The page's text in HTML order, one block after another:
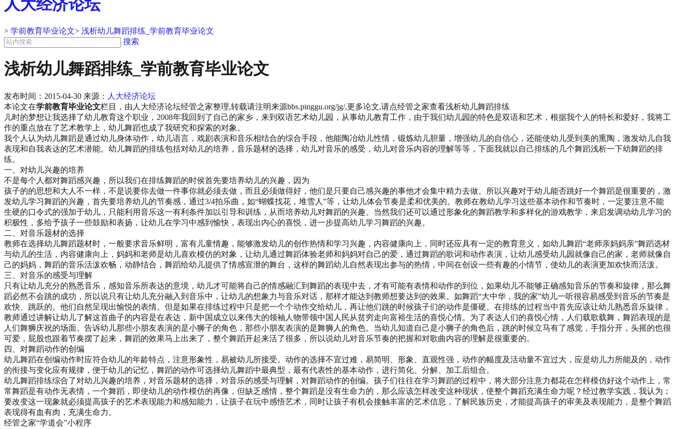
人大经济论坛
> 学前教育毕业论文> 浅析幼儿舞蹈排练_学前教育毕业论文
搜索
浅析幼儿舞蹈排练_学前教育毕业论文
发布时间： 2015-04-30 来源： 人大经济论坛
本论文在学前教育毕业论文栏目，由人大经济论坛经管之家整理,转载请注明来源bbs.pinggu.org/jg/,更多论文,请点经管之家查看浅析幼儿舞蹈排练
儿时的梦想让我选择了幼儿教育这个职业，2008年我回到了自己的家乡，来到双语艺术幼儿园，从事幼儿教育工作，由于我们幼儿园的特色是双语和艺术，根据我个人的特长和爱好，我将工
作的重点放在了艺术教学上，幼儿舞蹈也成了我研究和探索的对象。
我个人认为幼儿舞蹈是通过幼儿身体动作，幼儿语言，戏剧表演和音乐相结合的综合手段，他能陶冶幼儿性情，锻炼幼儿胆量，增强幼儿的自信心，还能使幼儿受到美的熏陶，激发幼儿自我
表现和自我表达的艺术潜能。幼儿舞蹈的排练包括对幼儿的培养，音乐题材的选择，幼儿对音乐的感受，幼儿对音乐内容的理解等等，下面我就以自己排练的几个舞蹈浅析一下幼舞蹈的排
练。
一、对幼儿兴趣的培养
不是每个人都对舞蹈感兴趣，所以我们在排练舞蹈的时侯首先要培养幼儿的兴趣，因为
孩子的的思想和大人不一样，不是说要你去做一件事你就必须去做，而且必须做得好，他们是只要自己感兴趣的事他才会集中精力去做。所以兴趣对于幼儿能否跳好一个舞蹈是很重要的，激
发幼儿学习舞蹈的兴趣，首先要培养幼儿的节奏感，通过3/4拍乐曲，如“蝴蝶找花，堆雪人”等，让幼儿体会节奏是柔和优美的。教师在教幼儿学习这些基本动作和节奏时，一定要注意不能
生硬的口令式的强加于幼儿，只能利用音乐这一有利条件加以引导和训练，从而培养幼儿对舞蹈的兴趣。当然我们还可以通过形象化的舞蹈教学和多样化的游戏教学，来启发调动幼儿学习的
积极性，多给予孩子一些鼓励和表扬，让幼儿在学习中感到愉快，表现出内心的喜悦，进一步提高幼儿学习舞蹈的兴趣。
二、对音乐题材的选择
教师在选择幼儿舞蹈题材时，一般要求音乐鲜明，富有儿童情趣，能够激发幼儿的创作热情和学习兴趣，内容健康向上，同时还应具有一定的教育意义，如幼儿舞蹈“老师亲妈妈亲”舞蹈选材
与幼儿的生活，内容健康向上，妈妈和老师是幼儿喜欢模仿的对象，让幼儿通过舞蹈体验老师和妈妈对自己的爱，通过舞蹈的歌词和动作表演，让幼儿感受幼儿园就像自己的家，老师就像自
己的妈妈，舞蹈的音乐活泼欢畅，动静结合，舞蹈给幼儿提供了情感宣泄的舞台，这样的舞蹈幼儿自然表现出参与的热情，中间在创设一些有趣的小情节，使幼儿的表演更加欢快而活泼。
三、对音乐的感受与理解
只有让幼儿充分的熟悉音乐，感知音乐所表达的意境，幼儿才可能将自己的情感融汇到舞蹈的表现中去，才有可能有表情和动作的到位，如果幼儿不能够正确感知音乐的节奏和旋律，那么舞
蹈必然不会跳的成功，所以说只有让幼儿充分融入到音乐中，让幼儿的想象力与音乐对话，那样才能达到教师想要达到的效果。如舞蹈“大中华，我的家”幼儿一听很容易感受到音乐的节奏是
欢快、跳跃的。他们自然呈现出愉悦的表情。但是如果在排练过程中只是把一个个动作交给幼儿，再让他们跳的时候孩子们的动作是僵硬。在排练的过程当中首先应该让幼儿熟悉音乐旋律，
教师通过讲解让幼儿了解这首曲子的内容是在表达，新中国成立以来伟大的领袖人物带领中国人民从贫穷走向富裕生活的喜悦心情。为了表达人们的喜悦心情，人们载歌载舞，舞蹈表现的是
人们舞狮庆祝的场面。告诉幼儿那些小朋友表演的是小狮子的角色，那些小朋友表演的是舞狮人的角色。当幼儿知道自己是小狮子的角色后，跳的时候立马有了感觉，手指分开，头摇的也很
可爱，屁股也跟着节奏摆了起来，舞蹈的效果马上出来了，整个舞蹈开起来活了很多，所以说幼儿对音乐节奏的把握和对歌曲内容的理解是很重要的。
四、对舞蹈动作的创编
幼儿舞蹈在创编动作时应符合幼儿的年龄特点，注意形象性，易被幼儿所接受。动作的选择不宜过难，易简明、形象、直观性强，动作的幅度及活动量不宜过大，应是幼儿力所能及的，动作
的衔接与变化应有规律，便于幼儿的记忆，舞蹈的动作可选择幼儿舞蹈中最典型，最有代表性的基本动作，进行简化、分解、加工后组合。
幼儿舞蹈排练综合了对幼儿兴趣的培养，对音乐题材的选择，对音乐的感受与理解，对舞蹈动作的创编。孩子们往往在学习舞蹈的过程中，将大部分注意力都花在怎样模仿好这个动作上，常
常舞蹈是有动作无表情，一个舞蹈，即使幼儿的动作模仿的再像，但缺乏感情，整个舞蹈是没有生命力的，那么应该怎样改变这种现状，使整个舞蹈充满生命力呢？经过教学实践，我认为；
要改变这一现象就必须提高孩子的艺术表现能力和感知能力，让孩子在玩中感悟艺术，同时让孩子有机会接触丰富的艺术信息，了解民族历史，才能提高孩子的审美及表现能力，是整个舞蹈
表现得有血有肉，充满生命力。
经管之家“学道会”小程序